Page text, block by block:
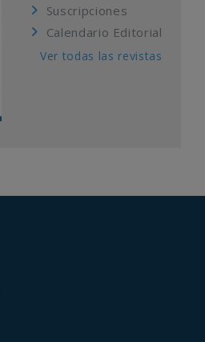
Suscripciones
Calendario Editorial
Ver todas las revistas